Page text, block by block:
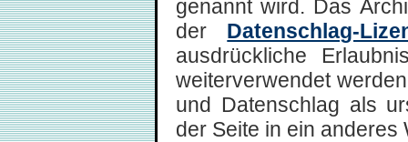
genannt wird. Das
der Datenschlag-
ausdrückliche
weiterverwendet
und Datenschlag als
der Seite in ein